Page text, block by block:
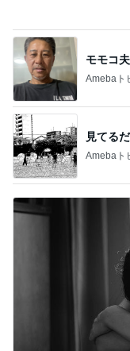
夫が捨て義母が確認し
ご褒美